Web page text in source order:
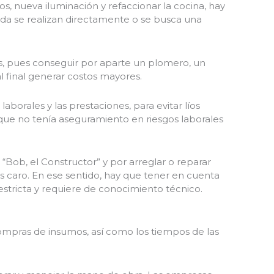
nueva iluminación y refaccionar la cocina, hay
se realizan directamente o se busca una
pues conseguir por aparte un plomero, un
generar costos mayores.
y las prestaciones, para evitar líos
no tenía aseguramiento en riesgos laborales
el Constructor” y por arreglar o reparar
En ese sentido, hay que tener en cuenta
y requiere de conocimiento técnico.
de insumos, así como los tiempos de las